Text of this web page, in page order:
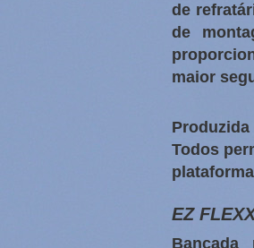
de
de
maior
Todos
EZ